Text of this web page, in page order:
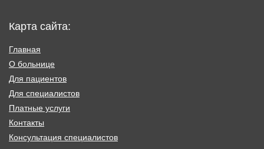
Карта сайта:
Главная
О больнице
Для пациентов
Для специалистов
Платные услуги
Контакты
Консультация специалистов